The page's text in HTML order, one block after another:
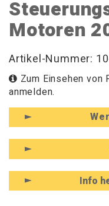
Motoren
Artikel-Nummer:
Zum Einsehen
anmelden.
Info